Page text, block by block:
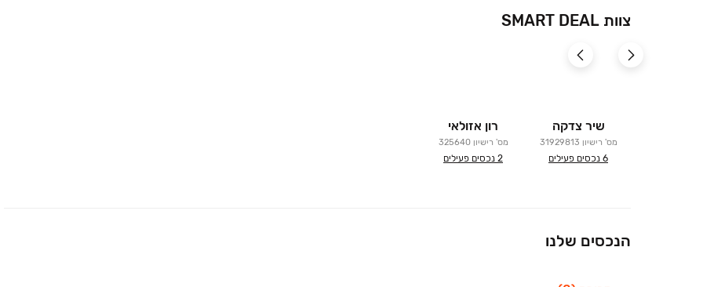
צוות SMART DEAL
שיר צדקה
מס' רישיון 31929813
6 נכסים פעילים
רון אזולאי
מס' רישיון 325640
2 נכסים פעילים
הנכסים שלנו